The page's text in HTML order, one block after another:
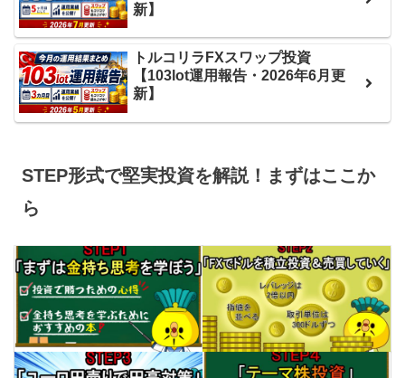
新】
トルコリラFXスワップ投資
【103lot運用報告・2026年6月更
新】
STEP形式で堅実投資を解説！まずはここか
ら